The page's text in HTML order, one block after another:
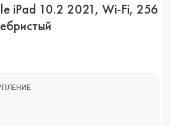
iPad 10.2 2021, Wi-Fi, 256